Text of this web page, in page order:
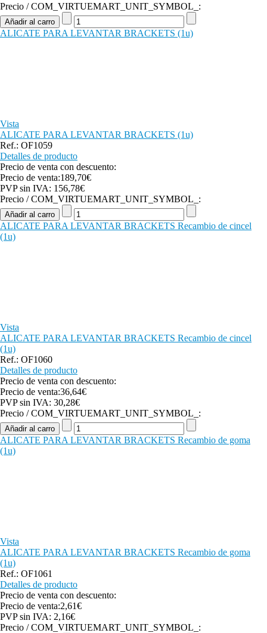
Precio / COM_VIRTUEMART_UNIT_SYMBOL_:
ALICATE PARA LEVANTAR BRACKETS (1u)
Vista
ALICATE PARA LEVANTAR BRACKETS (1u)
Ref.: OF1059
Detalles de producto
Precio de venta con descuento:
Precio de venta:189,70€
PVP sin IVA: 156,78€
Precio / COM_VIRTUEMART_UNIT_SYMBOL_:
ALICATE PARA LEVANTAR BRACKETS Recambio de cincel
(1u)
Vista
ALICATE PARA LEVANTAR BRACKETS Recambio de cincel
(1u)
Ref.: OF1060
Detalles de producto
Precio de venta con descuento:
Precio de venta:36,64€
PVP sin IVA: 30,28€
Precio / COM_VIRTUEMART_UNIT_SYMBOL_:
ALICATE PARA LEVANTAR BRACKETS Recambio de goma
(1u)
Vista
ALICATE PARA LEVANTAR BRACKETS Recambio de goma
(1u)
Ref.: OF1061
Detalles de producto
Precio de venta con descuento:
Precio de venta:2,61€
PVP sin IVA: 2,16€
Precio / COM_VIRTUEMART_UNIT_SYMBOL_: